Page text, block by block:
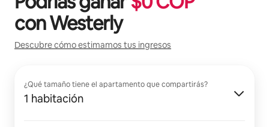
conWesterly
Descubre cómo estimamos tus ingresos
¿Qué tamaño tiene el apartamento que compartirás?
1 habitación